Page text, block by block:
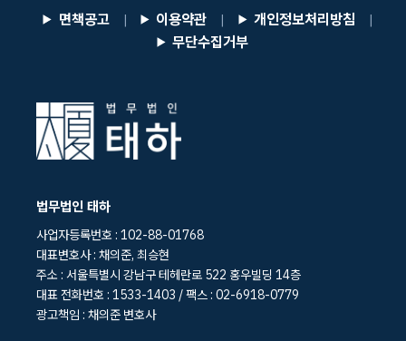
면책공고 | 이용약관 | 개인정보처리방침 |
무단수집거부
법무법인 태하
사업자등록번호 : 102-88-01768
대표변호사 : 채의준, 최승현
주소 : 서울특별시 강남구 테헤란로 522 홍우빌딩 14층
대표 전화번호 : 1533-1403 / 팩스 : 02-6918-0779
광고책임 : 채의준 변호사